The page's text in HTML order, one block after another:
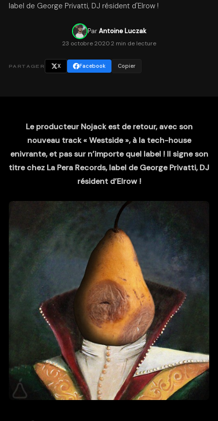
label de George Privatti, DJ résident d'Elrow !
ParAntoine Luczak
23 octobre 20202 min de lecture
PARTAGER X Facebook Copier
Le producteur Nojack est de retour, avec son
nouveau track « Westside », à la tech-house
enivrante, et pas sur n’importe quel label ! Il signe son
titre chez La Pera Records, label de George Privatti, DJ
résident d’Elrow !